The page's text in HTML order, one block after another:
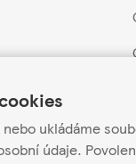
ukládáme
údaje.
dodavatele